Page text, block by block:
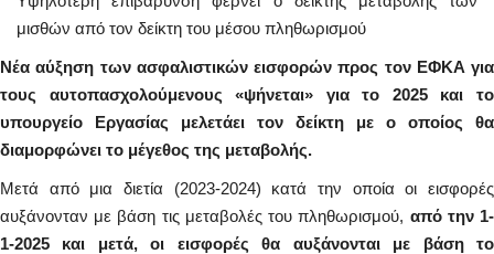
μισθών από τον δείκτη του μέσου πληθωρισμού
Νέα αύξηση των ασφαλιστικών εισφορών προς τον ΕΦΚΑ για
τους αυτοπασχολούμενους «ψήνεται» για το 2025 και το
υπουργείο Εργασίας μελετάει τον δείκτη με ο οποίος θα
διαμορφώνει το μέγεθος της μεταβολής.
Μετά από μια διετία (2023-2024) κατά την οποία οι εισφορές
αυξάνονταν με βάση τις μεταβολές του πληθωρισμού, από την 1-
1-2025 και μετά, οι εισφορές θα αυξάνονται με βάση το